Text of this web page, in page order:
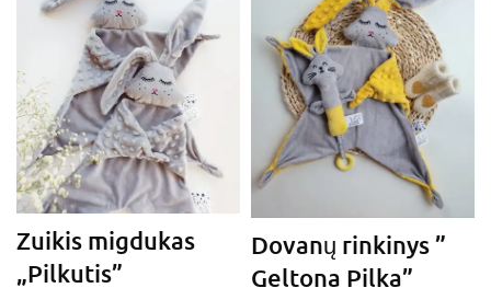
Zuikis migdukas
„Pilkutis”
Dovanų rinkinys ”
Geltona Pilka”